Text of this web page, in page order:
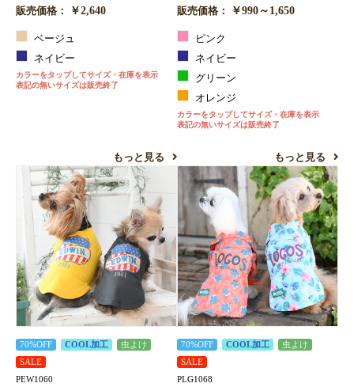
販売価格：
￥2,640
ベージュ
ネイビー
カラーをタップしてサイズ・在庫を表示
表記の無いサイズは販売終了
もっと見る
販売価格：
￥990～1,650
ピンク
ネイビー
グリーン
オレンジ
カラーをタップしてサイズ・在庫を表示
表記の無いサイズは販売終了
もっと見る
70%OFF COOL加工
虫よけ
SALE
PEW1060
70%OFF COOL加工
虫よけ
SALE
PLG1068